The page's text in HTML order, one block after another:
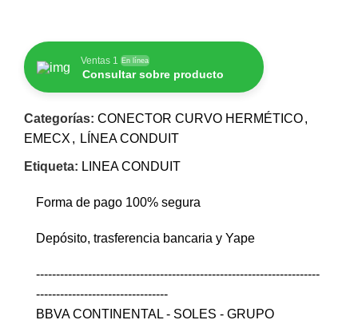
Ventas 1 En línea
Consultar sobre producto
Categorías: CONECTOR CURVO HERMÉTICO,
EMECX , LÍNEA CONDUIT
Etiqueta: LINEA CONDUIT
Forma de pago 100% segura
Depósito, trasferencia bancaria y Yape
-----------------------------------------------------------------------
---------------------------------
BBVA CONTINENTAL - SOLES - GRUPO